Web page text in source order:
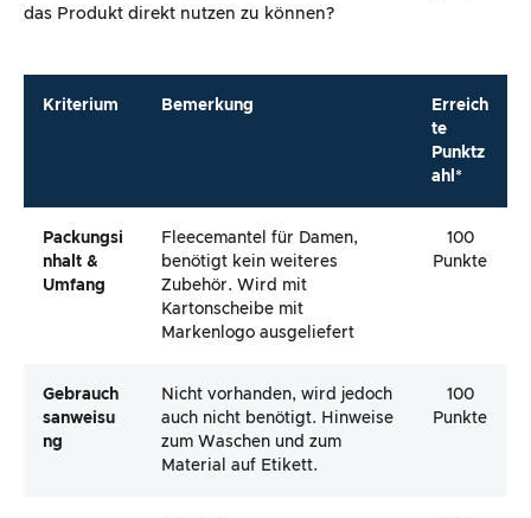
das Produkt direkt nutzen zu können?
Kriterium Bemerkung
Erreich
te
Punktz
ahl*
Packungsi
Nhalt &
Umfang
Fleecemantel für Damen,
benötigt kein weiteres
Zubehör. Wird mit
Kartonscheibe mit
Markenlogo ausgeliefert
100
Punkte
Gebrauch
Sanweisu
Ng
Nicht vorhanden, wird jedoch
auch nicht benötigt. Hinweise
zum Waschen und zum
Material auf Etikett.
100
Punkte